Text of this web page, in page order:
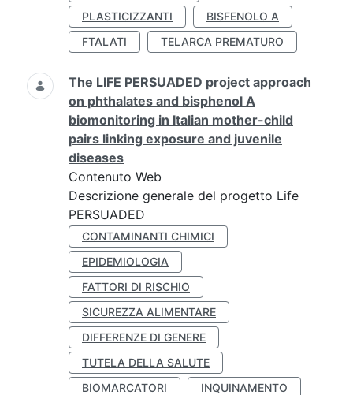
PLASTICIZZANTI
BISFENOLO A
FTALATI
TELARCA PREMATURO
The LIFE PERSUADED project approach
on phthalates and bisphenol A
biomonitoring in Italian mother-child
pairs linking exposure and juvenile
diseases
Contenuto Web
Descrizione generale del progetto Life
PERSUADED
CONTAMINANTI CHIMICI
EPIDEMIOLOGIA
FATTORI DI RISCHIO
SICUREZZA ALIMENTARE
DIFFERENZE DI GENERE
TUTELA DELLA SALUTE
BIOMARCATORI
INQUINAMENTO